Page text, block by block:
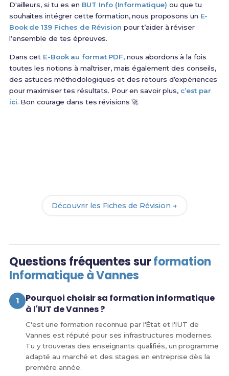
D'ailleurs, si tu es en BUT Info (Informatique) ou que tu
souhaites intégrer cette formation, nous proposons un E-
Book de 139 Fiches de Révision pour t’aider à réviser
l’ensemble de tes épreuves.
Dans cet E-Book au format PDF, nous abordons à la fois
toutes les notions à maîtriser, mais également des conseils,
des astuces méthodologiques et des retours d’expériences
pour maximiser tes résultats. Pour en savoir plus, c’est par
ici. Bon courage dans tes révisions 🚀
Découvrir les Fiches de Révision →
Questions fréquentes surformation
Informatique à Vannes
Pourquoi choisir sa formation informatique
à l'IUT de Vannes ?
C'est une formation reconnue par l'État et l'IUT de
Vannes est réputé pour ses infrastructures modernes.
Tu y trouveras des enseignants qualifiés, un programme
adapté au marché et des stages en entreprise dès la
première année.